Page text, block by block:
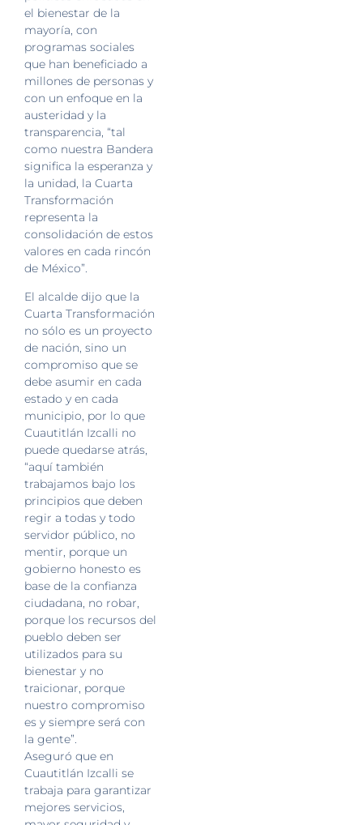
el bienestar de la
mayoría, con
programas sociales
que han beneficiado a
millones de personas y
con un enfoque en la
austeridad y la
transparencia, “tal
como nuestra Bandera
significa la esperanza y
la unidad, la Cuarta
Transformación
representa la
consolidación de estos
valores en cada rincón
de México”.
El alcalde dijo que la
Cuarta Transformación
no sólo es un proyecto
de nación, sino un
compromiso que se
debe asumir en cada
estado y en cada
municipio, por lo que
Cuautitlán Izcalli no
puede quedarse atrás,
“aquí también
trabajamos bajo los
principios que deben
regir a todas y todo
servidor público, no
mentir, porque un
gobierno honesto es
base de la confianza
ciudadana, no robar,
porque los recursos del
pueblo deben ser
utilizados para su
bienestar y no
traicionar, porque
nuestro compromiso
es y siempre será con
la gente”.
Aseguró que en
Cuautitlán Izcalli se
trabaja para garantizar
mejores servicios,